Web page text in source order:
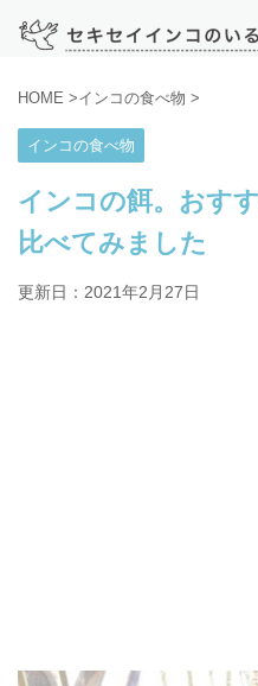
HOME >インコの食べ物 >
インコの食べ物
インコの餌。おす
比べてみました
更新日： 2021年2月27日